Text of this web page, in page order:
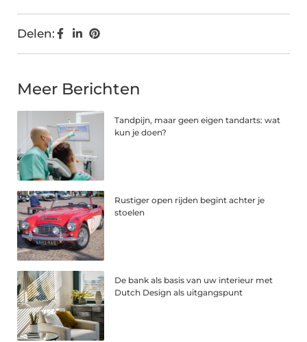
Delen:
Meer Berichten
Tandpijn, maar geen eigen tandarts: wat
kun je doen?
Rustiger open rijden begint achter je
stoelen
De bank als basis van uw interieur met
Dutch Design als uitgangspunt